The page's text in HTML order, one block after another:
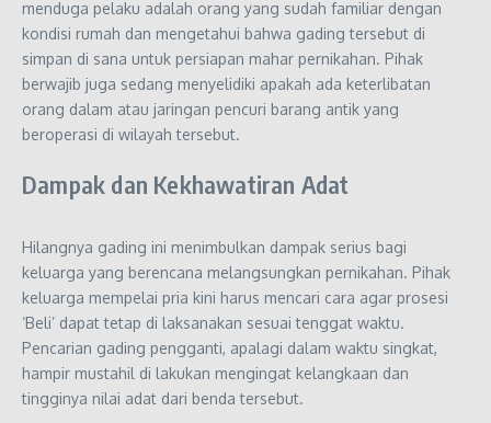
menduga pelaku adalah orang yang sudah familiar dengan
kondisi rumah dan mengetahui bahwa gading tersebut di
simpan di sana untuk persiapan mahar pernikahan. Pihak
berwajib juga sedang menyelidiki apakah ada keterlibatan
orang dalam atau jaringan pencuri barang antik yang
beroperasi di wilayah tersebut.
Dampak dan Kekhawatiran Adat
Hilangnya gading ini menimbulkan dampak serius bagi
keluarga yang berencana melangsungkan pernikahan. Pihak
keluarga mempelai pria kini harus mencari cara agar prosesi
‘Beli’ dapat tetap di laksanakan sesuai tenggat waktu.
Pencarian gading pengganti, apalagi dalam waktu singkat,
hampir mustahil di lakukan mengingat kelangkaan dan
tingginya nilai adat dari benda tersebut.